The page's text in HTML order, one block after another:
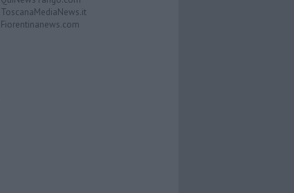
ToscanaMediaNews.it
Fiorentinanews.com